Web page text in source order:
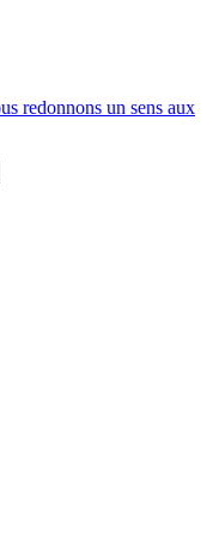
redonnons un sens aux